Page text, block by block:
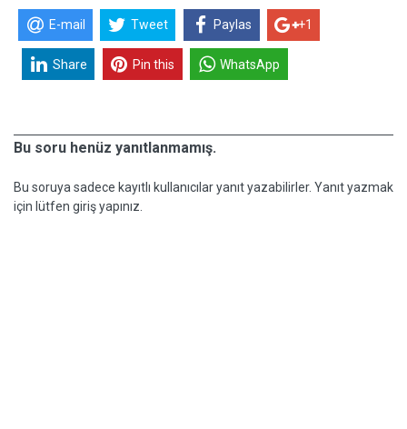
E-mail Tweet Paylas +1
Share Pin this WhatsApp
Bu soru henüz yanıtlanmamış.
Bu soruya sadece kayıtlı kullanıcılar yanıt yazabilirler. Yanıt yazmak
için lütfen giriş yapınız.